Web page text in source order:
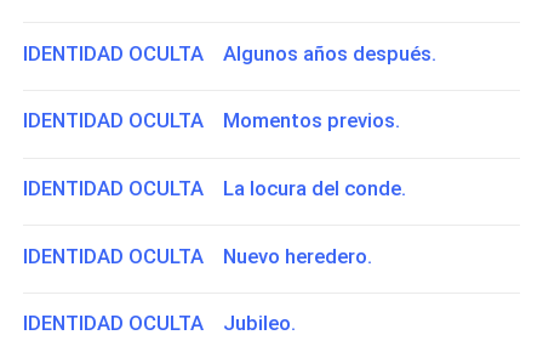
IDENTIDAD OCULTA Algunos años después.
IDENTIDAD OCULTA Momentos previos.
IDENTIDAD OCULTA La locura del conde.
IDENTIDAD OCULTA Nuevo heredero.
IDENTIDAD OCULTA Jubileo.